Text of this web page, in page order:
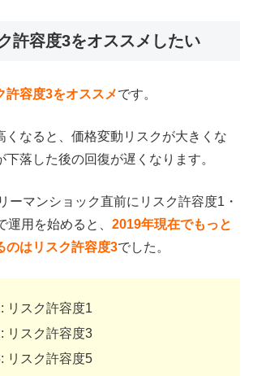
許容度3をオススメしたい
許容度3をオススメです。
くなると、価格変動リスクが大きくな
下落した後の回復が遅くなります。
ーマンショック直前にリスク許容度1・
運用を始めると、 2019年現在でもっと
のはリスク許容度3でした。
リスク許容度1
リスク許容度3
リスク許容度5